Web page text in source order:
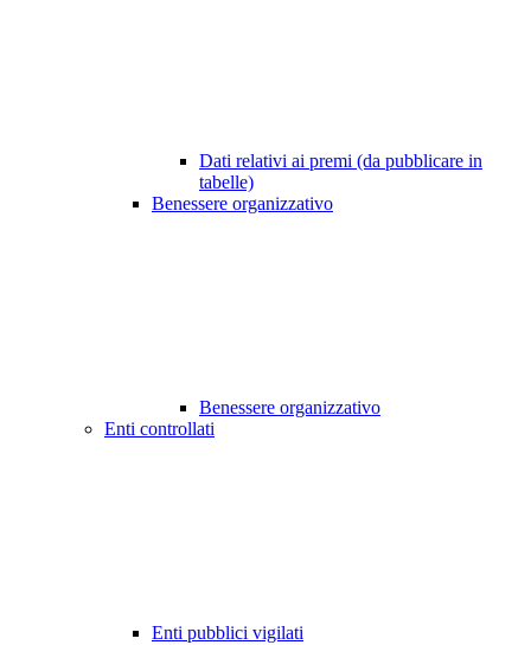
Dati relativi ai premi (da pubblicare in
tabelle)
Benessere organizzativo
Benessere organizzativo
Enti controllati
Enti pubblici vigilati